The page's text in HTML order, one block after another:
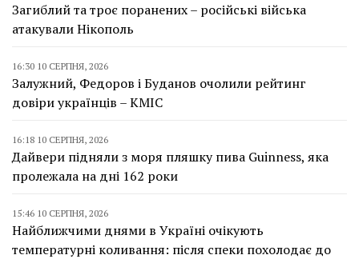
Загиблий та троє поранених – російські війська
атакували Нікополь
16:30 10 СЕРПНЯ, 2026
Залужний, Федоров і Буданов очолили рейтинг
довіри українців – КМІС
16:18 10 СЕРПНЯ, 2026
Дайвери підняли з моря пляшку пива Guinness, яка
пролежала на дні 162 роки
15:46 10 СЕРПНЯ, 2026
Найближчими днями в Україні очікують
температурні коливання: після спеки похолодає до